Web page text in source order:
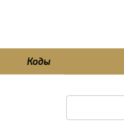
Коды